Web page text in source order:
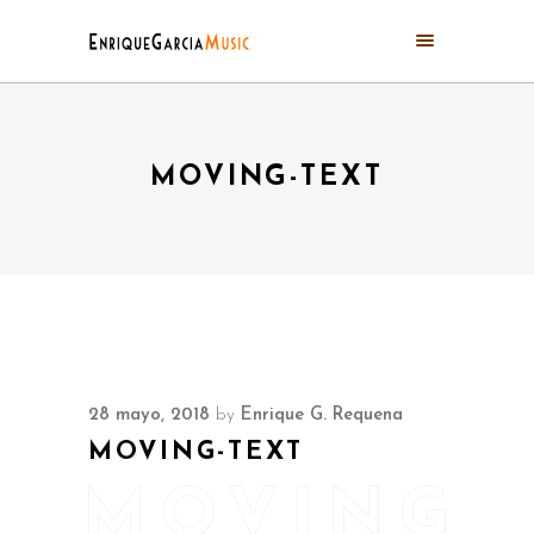
MOVING-TEXT
28 mayo, 2018 by Enrique G. Requena
MOVING-TEXT